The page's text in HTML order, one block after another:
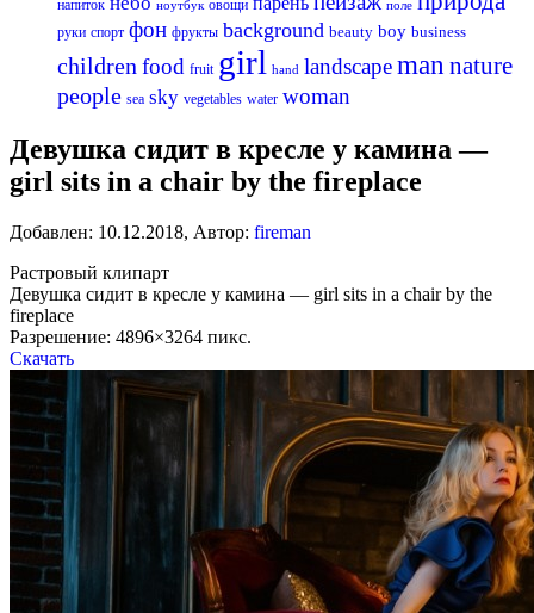
напиток ноутбук овощи поле
руки спорт фон фрукты background beauty boy business
childrenfood fruit girl hand landscapeman nature
people sea sky vegetables water woman
Девушка сидит в кресле у камина —
girl sits in a chair by the fireplace
Добавлен: 10.12.2018, Автор: fireman
Растровый клипарт
Девушка сидит в кресле у камина — girl sits in a chair by the
fireplace
Разрешение: 4896×3264 пикс.
Скачать